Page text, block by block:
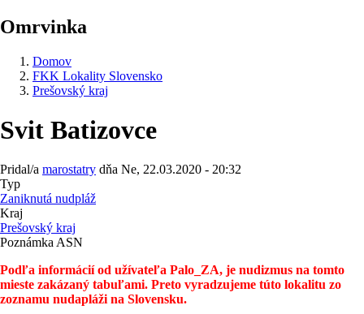
Omrvinka
Domov
FKK Lokality Slovensko
Prešovský kraj
Svit Batizovce
Pridal/a marostatry dňa Ne, 22.03.2020 - 20:32
Typ
Zaniknutá nudpláž
Kraj
Prešovský kraj
Poznámka ASN
Podľa informácií od užívateľa Palo_ZA, je nudizmus na tomto
mieste zakázaný tabuľami. Preto vyradzujeme túto lokalitu zo
zoznamu nudapláži na Slovensku.